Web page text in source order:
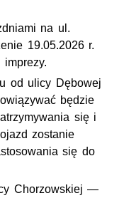
na ul.
19.05.2026r.
od ulicy Dębowej
będzie
się i
zostanie
się do
Chorzowskiej —